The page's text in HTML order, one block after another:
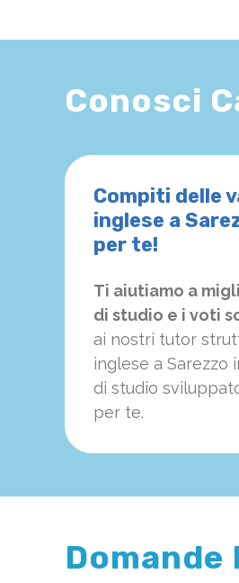
Conosci
Compiti delle
inglese a
per te!
Ti aiutiamo a
di studio e i voti
ai nostri tutor
inglese a Sarezzo
di studio
per te.